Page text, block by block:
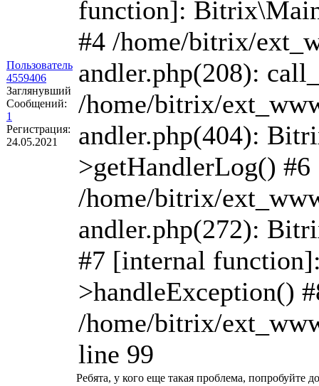
Пользователь
4559406
Заглянувший
Сообщений:
1
Регистрация:
24.05.2021
function]:
#4 /home/bitrix/
andler.php(208):
/home/bitrix/
andler.php(404):
>getHandlerLog() #6
/home/bitrix/
andler.php(272):
#7 [internal
>handleException()
/home/bitrix/
line 99
Ребята, у кого еще такая проблема,